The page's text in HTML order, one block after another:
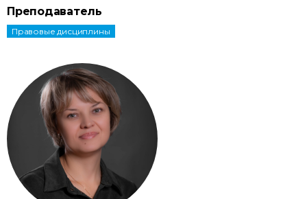
Преподаватель
Правовые дисциплины